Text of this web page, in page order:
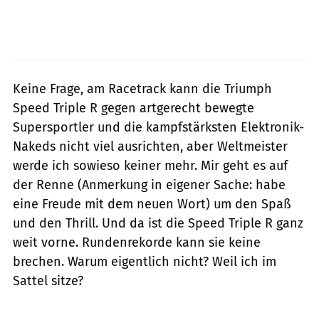
Keine Frage, am Racetrack kann die Triumph
Speed Triple R gegen artgerecht bewegte
Supersportler und die kampfstärksten Elektronik-
Nakeds nicht viel ausrichten, aber Weltmeister
werde ich sowieso keiner mehr. Mir geht es auf
der Renne (Anmerkung in eigener Sache: habe
eine Freude mit dem neuen Wort) um den Spaß
und den Thrill. Und da ist die Speed Triple R ganz
weit vorne. Rundenrekorde kann sie keine
brechen. Warum eigentlich nicht? Weil ich im
Sattel sitze?